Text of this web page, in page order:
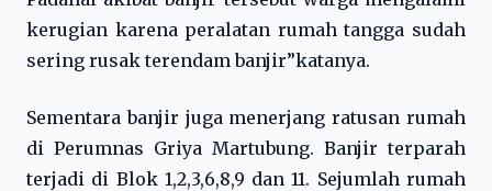
kerugian karena peralatan rumah tangga sudah
sering rusak terendam banjir”katanya.
Sementara banjir juga menerjang ratusan rumah
di Perumnas Griya Martubung. Banjir terparah
terjadi di Blok 1,2,3,6,8,9 dan 11. Sejumlah rumah